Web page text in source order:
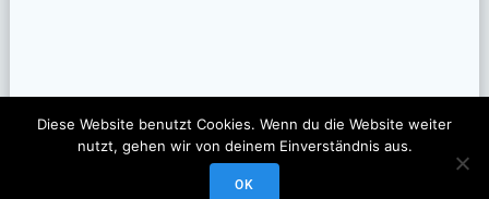
Diese Website benutzt Cookies. Wenn du die Website weiter
nutzt, gehen wir von deinem Einverständnis aus.
OK